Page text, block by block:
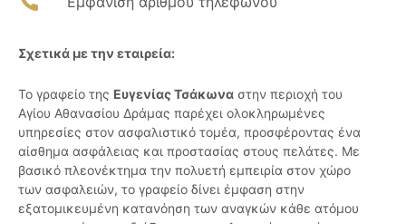
Σχετικά με την εταιρεία:
Το γραφείο της Ευγενίας Τσάκωνα στην περιοχή του
Αγίου Αθανασίου Δράμας παρέχει ολοκληρωμένες
υπηρεσίες στον ασφαλιστικό τομέα, προσφέροντας ένα
αίσθημα ασφάλειας και προστασίας στους πελάτες. Με
βασικό πλεονέκτημα την πολυετή εμπειρία στον χώρο
των ασφαλειών, το γραφείο δίνει έμφαση στην
εξατομικευμένη κατανόηση των αναγκών κάθε ατόμου